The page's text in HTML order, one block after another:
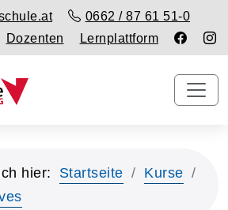
0662 / 87 61 51-0
Dozenten
Lernplattform
hier: Startseite
Kurse